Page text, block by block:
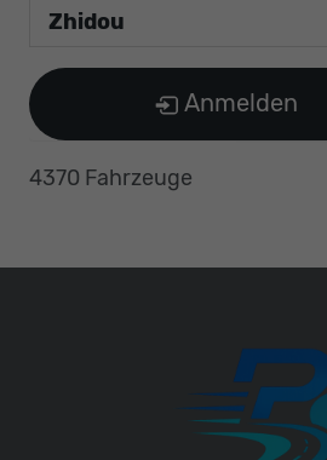
Zhidou
Anmelden
4370 Fahrzeuge